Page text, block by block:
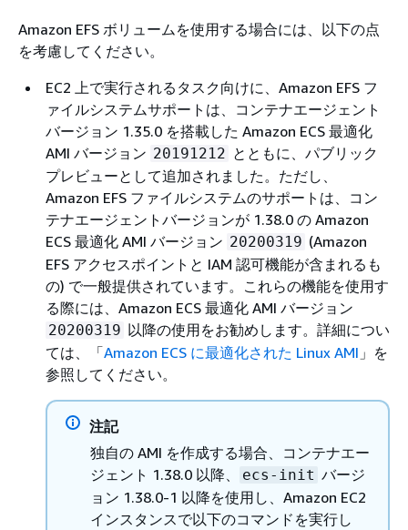
Amazon EFS ボリュームを使用する場合には、以下の点
を考慮してください。
EC2 上で実行されるタスク向けに、Amazon EFS フ
ァイルシステムサポートは、コンテナエージェント
バージョン 1.35.0 を搭載した Amazon ECS 最適化
AMI バージョン 20191212 とともに、パブリック
プレビューとして追加されました。ただし、
Amazon EFS ファイルシステムのサポートは、コン
テナエージェントバージョンが 1.38.0 の Amazon
ECS 最適化 AMI バージョン 20200319 (Amazon
EFS アクセスポイントと IAM 認可機能が含まれるも
の) で一般提供されています。これらの機能を使用す
る際には、Amazon ECS 最適化 AMI バージョン
20200319 以降の使用をお勧めします。詳細につい
ては、「Amazon ECS に最適化された Linux AMI 」を
参照してください。
注記
独自の AMI を作成する場合、コンテナエー
ジェント 1.38.0 以降、
ecs-init バージ
ョン 1.38.0-1 以降を使用し、Amazon EC2
インスタンスで以下のコマンドを実行し